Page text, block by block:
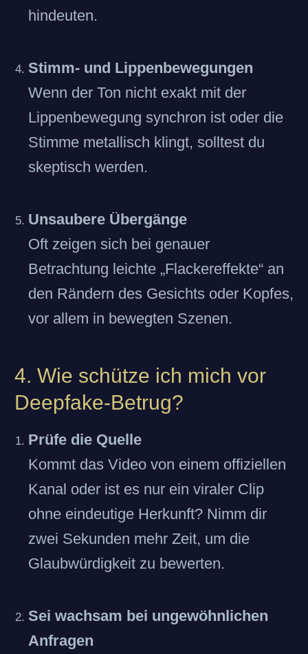
hindeuten.
Stimm- und Lippenbewegungen
Wenn der Ton nicht exakt mit der
Lippenbewegung synchron ist oder die
Stimme metallisch klingt, solltest du
skeptisch werden.
Unsaubere Übergänge
Oft zeigen sich bei genauer
Betrachtung leichte „Flackereffekte“ an
den Rändern des Gesichts oder Kopfes,
vor allem in bewegten Szenen.
4. Wie schütze ich mich vor
Deepfake-Betrug?
Prüfe die Quelle
Kommt das Video von einem offiziellen
Kanal oder ist es nur ein viraler Clip
ohne eindeutige Herkunft? Nimm dir
zwei Sekunden mehr Zeit, um die
Glaubwürdigkeit zu bewerten.
Sei wachsam bei ungewöhnlichen
Anfragen